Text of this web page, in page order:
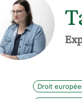
Droit